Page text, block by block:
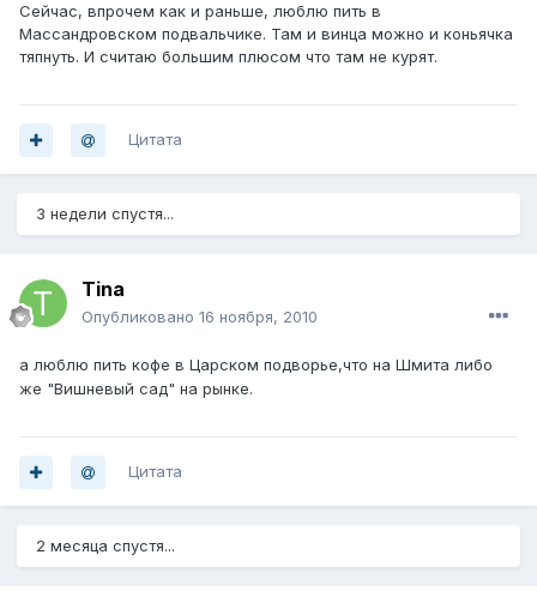
Сейчас, впрочем как и раньше, люблю пить в
Массандровском подвальчике. Там и винца можно и коньячка
тяпнуть. И считаю большим плюсом что там не курят.
Цитата
3 недели спустя...
Tina
Опубликовано 16 ноября, 2010
а люблю пить кофе в Царском подворье,что на Шмита либо
же "Вишневый сад" на рынке.
Цитата
2 месяца спустя...